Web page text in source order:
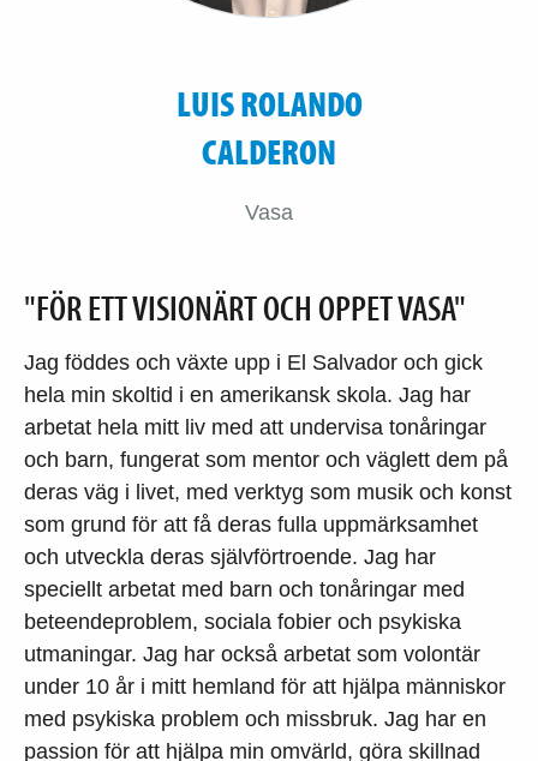
LUIS ROLANDO
CALDERON
Vasa
"FÖR ETT VISIONÄRT OCH OPPET VASA"
Jag föddes och växte upp i El Salvador och gick
hela min skoltid i en amerikansk skola. Jag har
arbetat hela mitt liv med att undervisa tonåringar
och barn, fungerat som mentor och väglett dem på
deras väg i livet, med verktyg som musik och konst
som grund för att få deras fulla uppmärksamhet
och utveckla deras självförtroende. Jag har
speciellt arbetat med barn och tonåringar med
beteendeproblem, sociala fobier och psykiska
utmaningar. Jag har också arbetat som volontär
under 10 år i mitt hemland för att hjälpa människor
med psykiska problem och missbruk. Jag har en
passion för att hjälpa min omvärld, göra skillnad